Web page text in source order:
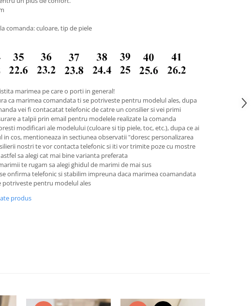
comanda: culoare, tip de piele
marimea pe care o porti in general!
ca marimea comandata ti se potriveste pentru modelul ales, dupa
vei fi contacatat telefonic de catre un consilier si vei primi
a talpii prin email pentru modelele realizate la comanda
modificari ale modelului (culoare si tip piele, toc, etc.), dupa ce ai
in cos, mentioneaza in sectiunea observatii "doresc personalizarea
nostri te vor contacta telefonic si iti vor trimite poze cu mostre
sa alegi cat mai bine varianta preferata
te rugam sa alegi ghidul de marimi de mai sus
onfirma telefonic si stabilim impreuna daca marimea coamandata
potriveste pentru modelul ales
produs